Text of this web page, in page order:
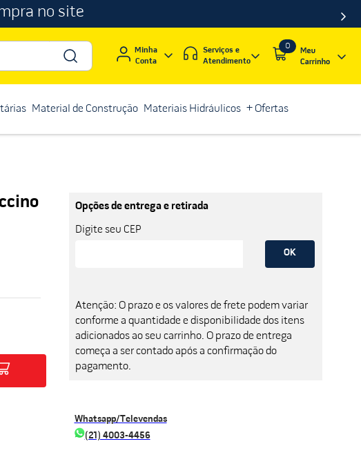
no site
Minha
Conta
Serviços e
Atendimento
0
Material de Construção Materiais Hidráulicos + Ofertas
Opções de entrega e retirada
Digite seu CEP
OK
Atenção: O prazo e os valores de frete podem variar
conforme a quantidade e disponibilidade dos itens
adicionados ao seu carrinho. O prazo de entrega
começa a ser contado após a confirmação do
pagamento.
Whatsapp/Televendas
(21) 4003-4456